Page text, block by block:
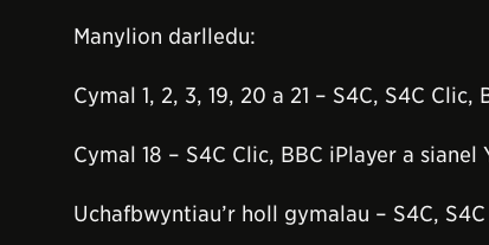
Manylion darlledu:
Cymal 1, 2, 3, 19, 20 a 21 – S4C, S4C
Cymal 18 – S4C Clic, BBC iPlayer a sianel
Uchafbwyntiau’r holl gymalau – S4C,